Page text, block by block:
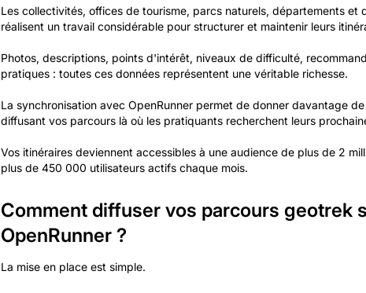
Les collectivités, offices de tourisme, parcs naturels, départements et
réalisent un travail considérable pour structurer et maintenir leurs
Photos, descriptions, points d'intérêt, niveaux de difficulté,
pratiques : toutes ces données représentent une véritable richesse.
La synchronisation avec OpenRunner permet de donner davantage
diffusant vos parcours là où les pratiquants recherchent leurs
Vos itinéraires deviennent accessibles à une audience de plus de 2
plus de 450 000 utilisateurs actifs chaque mois.
Comment diffuser vos parcours geotrek
OpenRunner ?
La mise en place est simple.